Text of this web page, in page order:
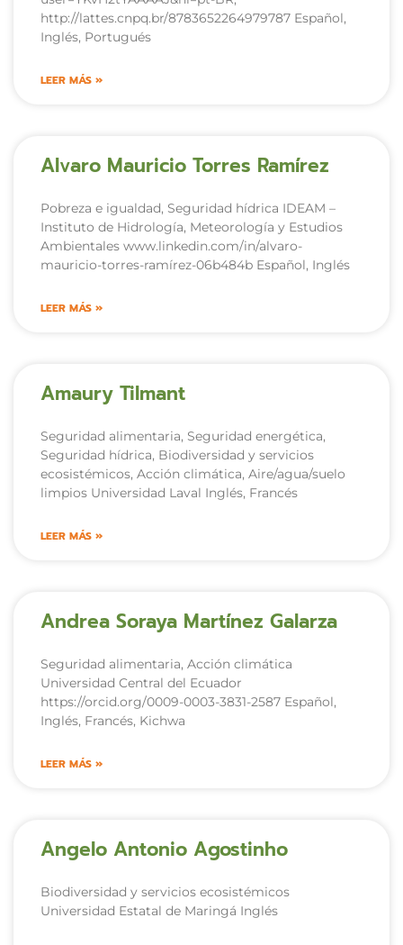
http://lattes.cnpq.br/8783652264979787 Español,
Inglés, Portugués
LEER MÁS »
Alvaro Mauricio Torres Ramírez
Pobreza e igualdad, Seguridad hídrica IDEAM –
Instituto de Hidrología, Meteorología y Estudios
Ambientales www.linkedin.com/in/alvaro-
mauricio-torres-ramírez-06b484b Español, Inglés
LEER MÁS »
Amaury Tilmant
Seguridad alimentaria, Seguridad energética,
Seguridad hídrica, Biodiversidad y servicios
ecosistémicos, Acción climática, Aire/agua/suelo
limpios Universidad Laval Inglés, Francés
LEER MÁS »
Andrea Soraya Martínez Galarza
Seguridad alimentaria, Acción climática
Universidad Central del Ecuador
https://orcid.org/0009-0003-3831-2587 Español,
Inglés, Francés, Kichwa
LEER MÁS »
Angelo Antonio Agostinho
Biodiversidad y servicios ecosistémicos
Universidad Estatal de Maringá Inglés